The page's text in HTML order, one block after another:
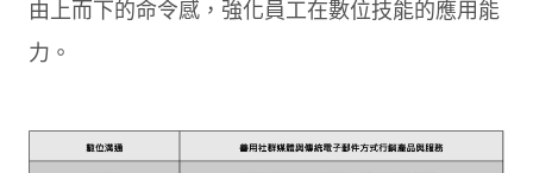
由上而下的命令感，強化員工在數位技能的應用能
力。